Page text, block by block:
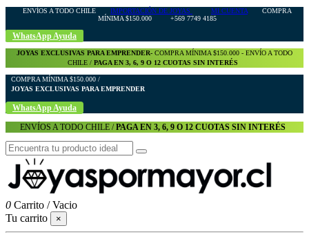
ENVÍOS A TODO CHILE IMPORTACIÓN DE JOYAS MI CUENTA COMPRA
MÍNIMA $150.000 +569 7749 4185
WhatsApp Ayuda
JOYAS EXCLUSIVAS PARA EMPRENDER- COMPRA MÍNIMA $150.000 - ENVÍO A TODO
CHILE / PAGA EN 3, 6, 9 O 12 CUOTAS SIN INTERÉS
COMPRA MÍNIMA $150.000 /
JOYAS EXCLUSIVAS PARA EMPRENDER
WhatsApp Ayuda
ENVÍOS A TODO CHILE /PAGA EN 3, 6, 9 O 12 CUOTAS SIN INTERÉS
0 Carrito /Vacio
Tu carrito
×